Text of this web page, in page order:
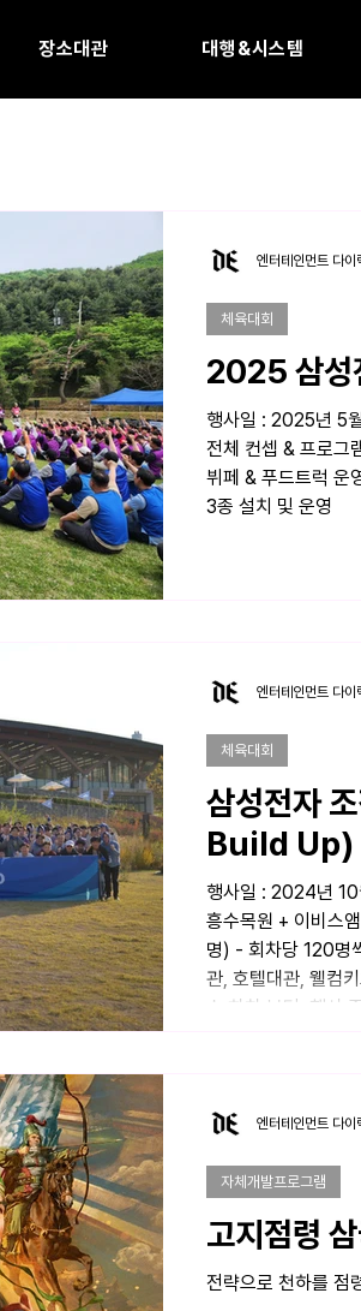
장소대관 대행&시스템
2025 삼성
행사일 : 2025년 5
전체 컨셉 & 프로
뷔페 & 푸드트럭 운
3종 설치 및 운영
체육대회
엔터테인먼트 다이
삼성전자
Build Up)
행사일 : 2024년
흥수목원 + 이비스
명) - 회차당 120명
관, 호텔대관, 웰컴
스 하차 부터, 행사
체육대회
엔터테인먼트 다이
고지점령
전략으로 천하를 점
자체개발프로그램
엔터테인먼트 다이